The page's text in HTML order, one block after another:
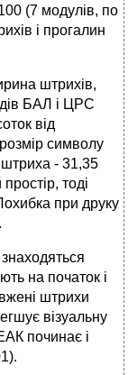
(7 модулів, по
і прогалин
штрихів,
БАЛ і ЦРС
від
символу
- 31,35
тоді
при друку
на початок і
штрихи
візуальну
починає і